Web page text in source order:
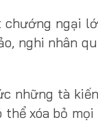
chướng ngại
nghi nhân
những tà
xóa bỏ